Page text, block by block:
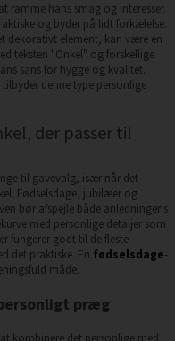
ramme hans smag og interesser.
og byder på lidt forkælelse.
dekorativt element, kan være en
teksten "Onkel" og forskellige
sans for hygge og kvalitet.
denne type personlige
der passer til
til gavevalg, især når det
Fødselsdage, jubilæer og
bør afspejle både anledningens
med personlige detaljer som
fungerer godt til de fleste
det praktiske. En fødselsdage-
måde.
præg
kombinere det personlige med